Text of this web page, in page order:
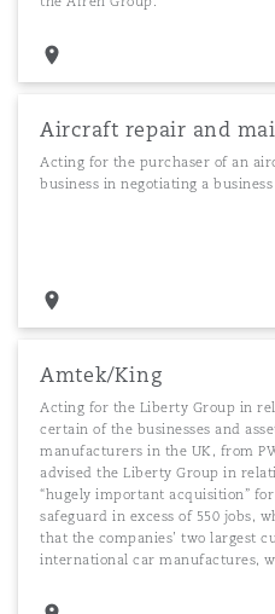
Aircraft repair and
Acting for the purchaser of an
business in negotiating a
Amtek/King
Acting for the Liberty Group in
certain of the businesses and
manufacturers in the UK, from
advised the Liberty Group in
“hugely important acquisition”
safeguard in excess of 550 jobs,
that the companies’ two largest
international car manufactures,